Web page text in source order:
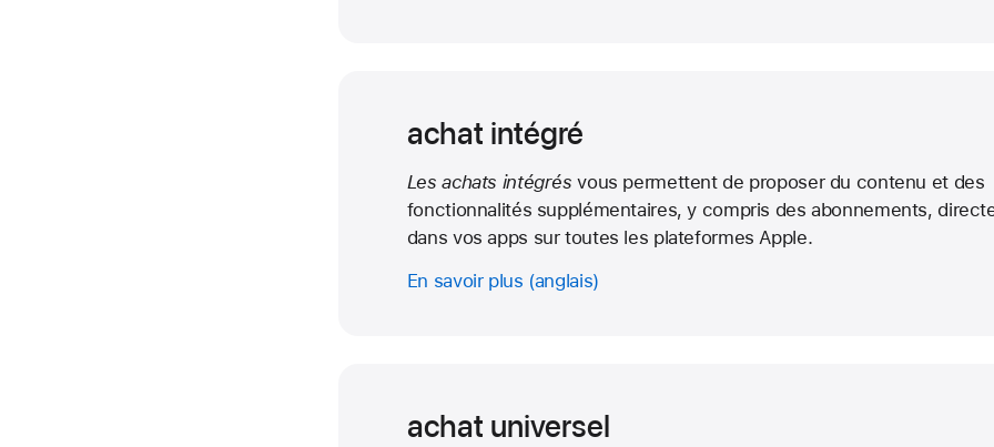
achat intégré
Les achats intégrés vous permettent de proposer du contenu et des
fonctionnalités supplémentaires, y compris des abonnements,
dans vos apps sur toutes les plateformes Apple.
En savoir plus
achat universel